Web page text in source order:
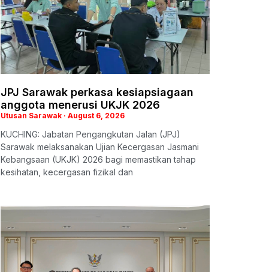
JPJ Sarawak perkasa kesiapsiagaan
anggota menerusi UKJK 2026
Utusan Sarawak August 6, 2026
KUCHING: Jabatan Pengangkutan Jalan (JPJ)
Sarawak melaksanakan Ujian Kecergasan Jasmani
Kebangsaan (UKJK) 2026 bagi memastikan tahap
kesihatan, kecergasan fizikal dan